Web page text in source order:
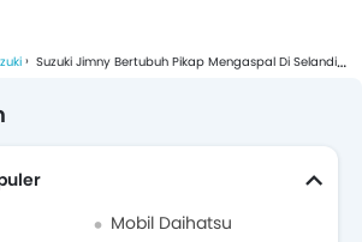
Suzuki Jimny Bertubuh Pikap Mengaspal Di Selandia Baru, Dijual Resmi Dan Bergaransi
Mobil Daihatsu